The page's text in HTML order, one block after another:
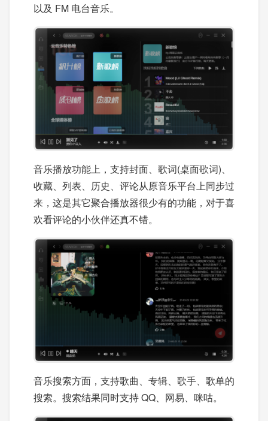
以及 FM 电台音乐。
音乐播放功能上，支持封面、歌词(桌面歌词)、
收藏、列表、历史、评论从原音乐平台上同步过
来，这是其它聚合播放器很少有的功能，对于喜
欢看评论的小伙伴还真不错。
音乐搜索方面，支持歌曲、专辑、歌手、歌单的
搜索。搜索结果同时支持 QQ、网易、咪咕。